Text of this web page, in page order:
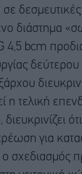
διάστημα
4,5 bcm
δεύτερου
η τελική
διευκρινίζει
για
σχεδιασμός